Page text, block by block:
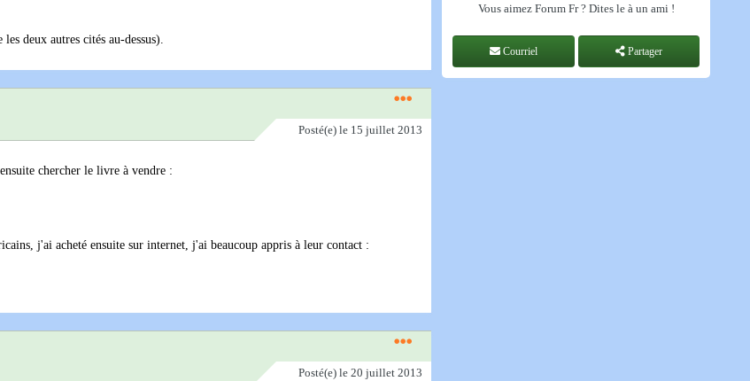
deux autres cités au-dessus).
Posté(e) le 15 juillet 2013
chercher le livre à vendre :
j'ai acheté ensuite sur internet, j'ai beaucoup appris à leur contact :
Posté(e) le 20 juillet 2013
Vous aimez Forum Fr ? Dites le à un ami !
Courriel Partager